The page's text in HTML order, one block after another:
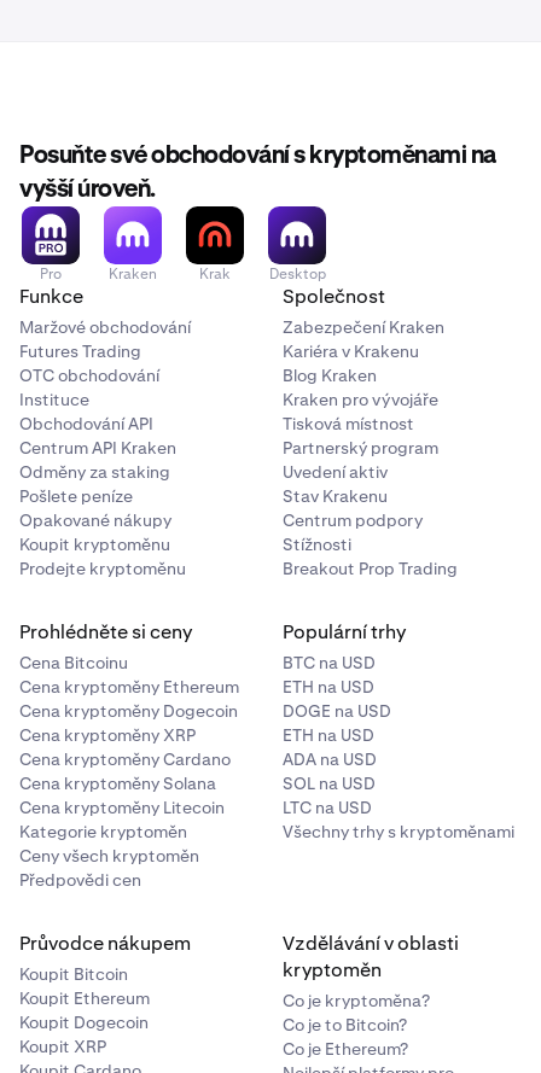
Posuňte své obchodování s kryptoměnami na
vyšší úroveň.
Pro Kraken Krak Desktop
Funkce
Maržové obchodování
Futures Trading
OTC obchodování
Instituce
Obchodování API
Centrum API Kraken
Odměny za staking
Pošlete peníze
Opakované nákupy
Koupit kryptoměnu
Prodejte kryptoměnu
Společnost
Zabezpečení Kraken
Kariéra v Krakenu
Blog Kraken
Kraken pro vývojáře
Tisková místnost
Partnerský program
Uvedení aktiv
Stav Krakenu
Centrum podpory
Stížnosti
Breakout Prop Trading
Prohlédněte si ceny
Cena Bitcoinu
Cena kryptoměny Ethereum
Cena kryptoměny Dogecoin
Cena kryptoměny XRP
Cena kryptoměny Cardano
Cena kryptoměny Solana
Cena kryptoměny Litecoin
Kategorie kryptoměn
Ceny všech kryptoměn
Předpovědi cen
Populární trhy
BTC na USD
ETH na USD
DOGE na USD
ETH na USD
ADA na USD
SOL na USD
LTC na USD
Všechny trhy s kryptoměnami
Průvodce nákupem
Koupit Bitcoin
Koupit Ethereum
Koupit Dogecoin
Koupit XRP
Vzdělávání v oblasti
kryptoměn
Co je kryptoměna?
Co je to Bitcoin?
Co je Ethereum?